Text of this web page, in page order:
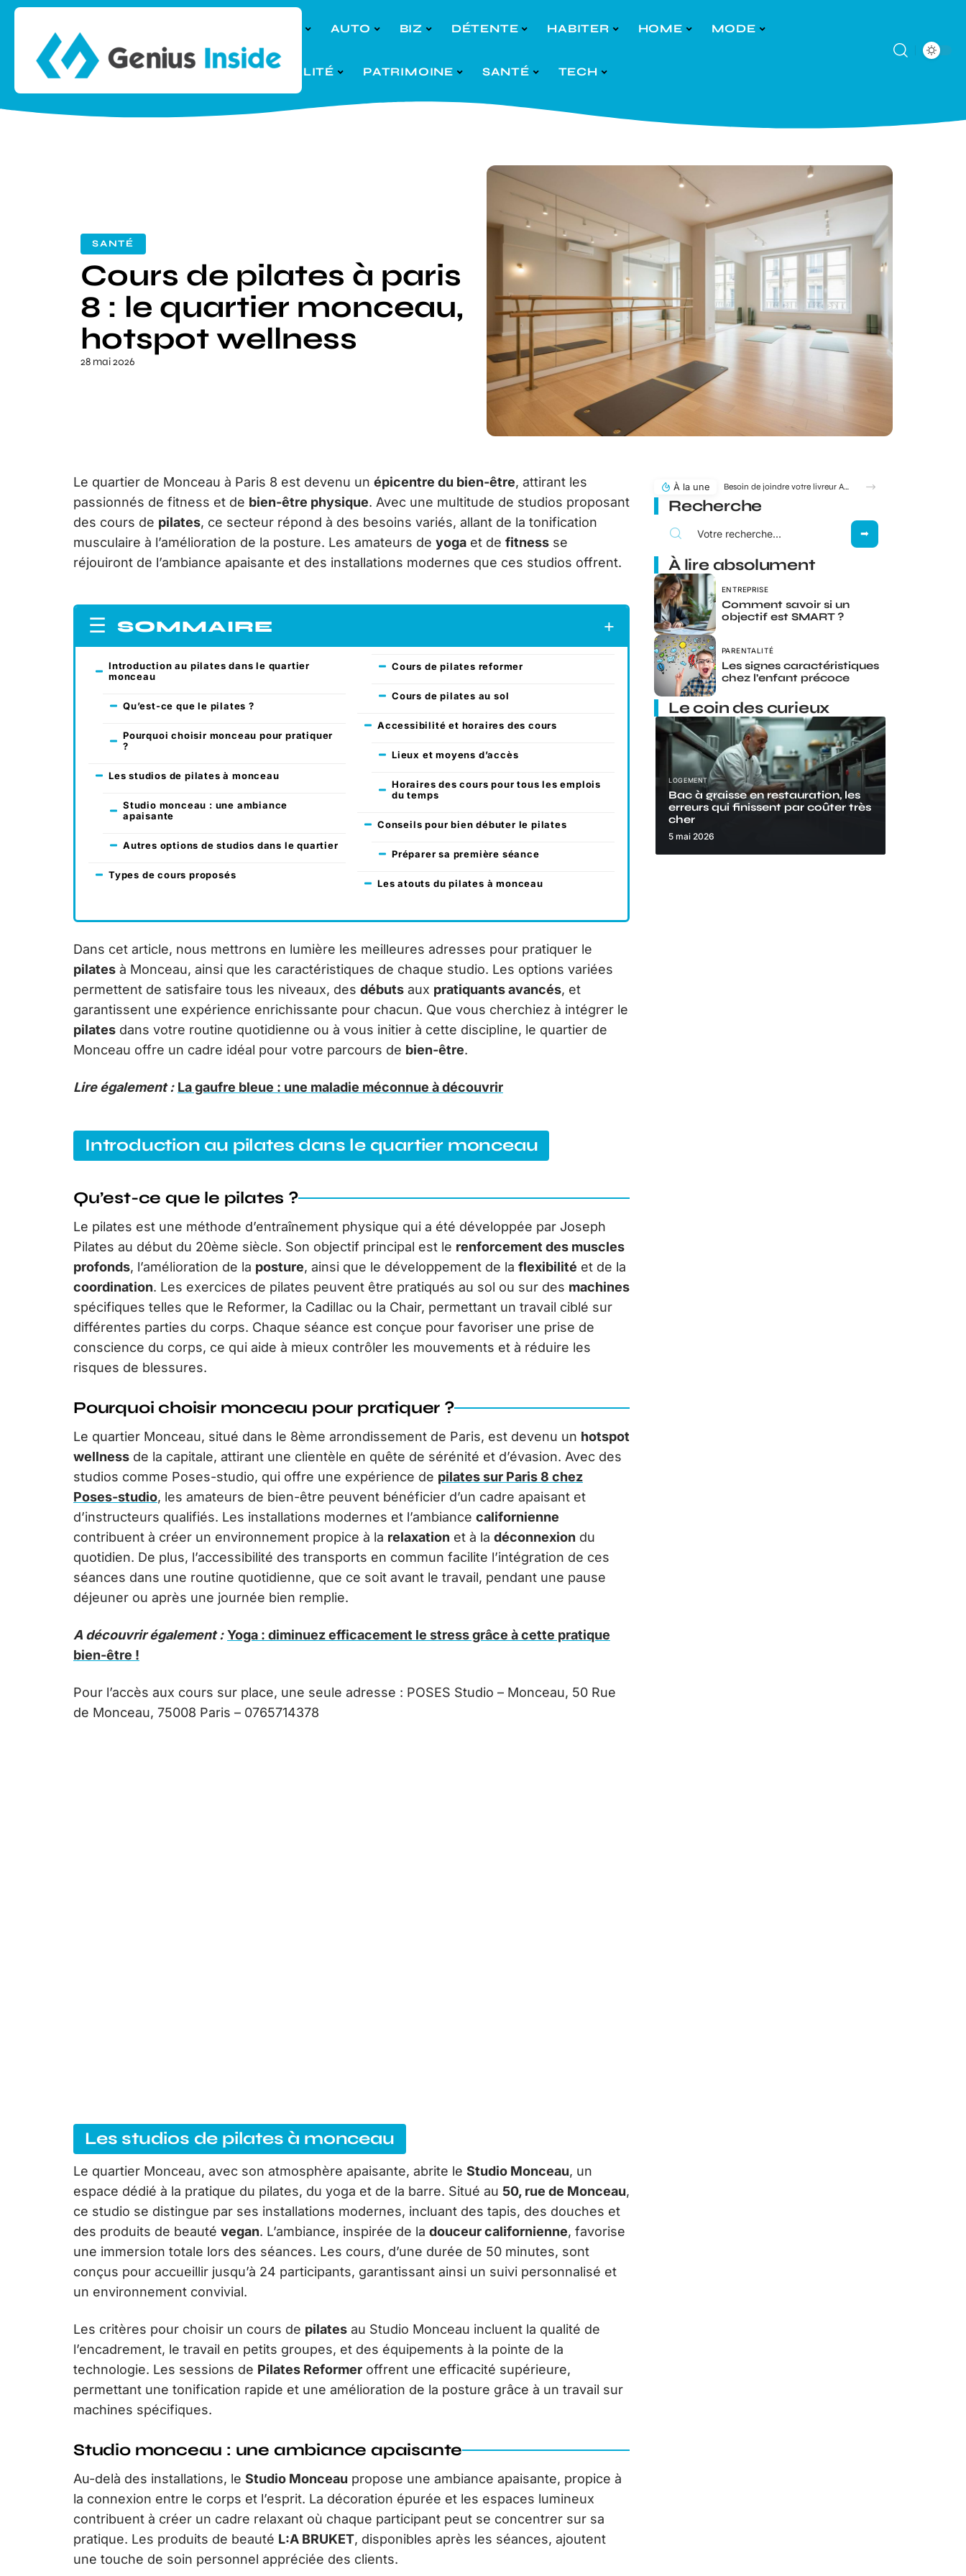
AUTO BIZ DÉTENTE HABITER HOME MODE
PARENTALITÉ PATRIMOINE SANTÉ TECH
SANTÉ
Cours de pilates à paris
8 : le quartier monceau,
hotspot wellness
28 mai 2026
Le quartier de Monceau à Paris 8 est devenu un épicentre du bien-être, attirant les
passionnés de fitness et de bien-être physique. Avec une multitude de studios proposant
des cours de pilates, ce secteur répond à des besoins variés, allant de la tonification
musculaire à l’amélioration de la posture. Les amateurs de yoga et de fitness se
réjouiront de l’ambiance apaisante et des installations modernes que ces studios offrent.
SOMMAIRE
Introduction au pilates dans le quartier
monceau
Qu’est-ce que le pilates ?
Pourquoi choisir monceau pour pratiquer
?
Les studios de pilates à monceau
Studio monceau : une ambiance
apaisante
Autres options de studios dans le quartier
Types de cours proposés
Cours de pilates reformer
Cours de pilates au sol
Accessibilité et horaires des cours
Lieux et moyens d’accès
Horaires des cours pour tous les emplois
du temps
Conseils pour bien débuter le pilates
Préparer sa première séance
Les atouts du pilates à monceau
Dans cet article, nous mettrons en lumière les meilleures adresses pour pratiquer le
pilates à Monceau, ainsi que les caractéristiques de chaque studio. Les options variées
permettent de satisfaire tous les niveaux, des débuts aux pratiquants avancés, et
garantissent une expérience enrichissante pour chacun. Que vous cherchiez à intégrer le
pilates dans votre routine quotidienne ou à vous initier à cette discipline, le quartier de
Monceau offre un cadre idéal pour votre parcours de bien-être.
Lire également : La gaufre bleue : une maladie méconnue à découvrir
Introduction au pilates dans le quartier monceau
Qu’est-ce que le pilates ?
Le pilates est une méthode d’entraînement physique qui a été développée par Joseph
Pilates au début du 20ème siècle. Son objectif principal est le renforcement des muscles
profonds, l’amélioration de la posture, ainsi que le développement de la flexibilité et de la
coordination. Les exercices de pilates peuvent être pratiqués au sol ou sur des machines
spécifiques telles que le Reformer, la Cadillac ou la Chair, permettant un travail ciblé sur
différentes parties du corps. Chaque séance est conçue pour favoriser une prise de
conscience du corps, ce qui aide à mieux contrôler les mouvements et à réduire les
risques de blessures.
Pourquoi choisir monceau pour pratiquer ?
Le quartier Monceau, situé dans le 8ème arrondissement de Paris, est devenu un hotspot
wellness de la capitale, attirant une clientèle en quête de sérénité et d’évasion. Avec des
studios comme Poses-studio, qui offre une expérience de pilates sur Paris 8 chez
Poses-studio, les amateurs de bien-être peuvent bénéficier d’un cadre apaisant et
d’instructeurs qualifiés. Les installations modernes et l’ambiance californienne
contribuent à créer un environnement propice à la relaxation et à la déconnexion du
quotidien. De plus, l’accessibilité des transports en commun facilite l’intégration de ces
séances dans une routine quotidienne, que ce soit avant le travail, pendant une pause
déjeuner ou après une journée bien remplie.
A découvrir également : Yoga : diminuez efficacement le stress grâce à cette pratique
bien-être !
Pour l’accès aux cours sur place, une seule adresse : POSES Studio – Monceau, 50 Rue
de Monceau, 75008 Paris – 0765714378
Les studios de pilates à monceau
Le quartier Monceau, avec son atmosphère apaisante, abrite le Studio Monceau, un
espace dédié à la pratique du pilates, du yoga et de la barre. Situé au 50, rue de Monceau,
ce studio se distingue par ses installations modernes, incluant des tapis, des douches et
des produits de beauté vegan. L’ambiance, inspirée de la douceur californienne, favorise
une immersion totale lors des séances. Les cours, d’une durée de 50 minutes, sont
conçus pour accueillir jusqu’à 24 participants, garantissant ainsi un suivi personnalisé et
un environnement convivial.
Les critères pour choisir un cours de pilates au Studio Monceau incluent la qualité de
l’encadrement, le travail en petits groupes, et des équipements à la pointe de la
technologie. Les sessions de Pilates Reformer offrent une efficacité supérieure,
permettant une tonification rapide et une amélioration de la posture grâce à un travail sur
machines spécifiques.
Studio monceau : une ambiance apaisante
Au-delà des installations, le Studio Monceau propose une ambiance apaisante, propice à
la connexion entre le corps et l’esprit. La décoration épurée et les espaces lumineux
contribuent à créer un cadre relaxant où chaque participant peut se concentrer sur sa
pratique. Les produits de beauté L:A BRUKET, disponibles après les séances, ajoutent
une touche de soin personnel appréciée des clients.
À la une Besoin de joindre votre livreur Amazon ? Dans quels cas le 0187217777 s’affiche vraiment ?
Recherche
À lire absolument
ENTREPRISE
Comment savoir si un
objectif est SMART ?
PARENTALITÉ
Les signes caractéristiques
chez l’enfant précoce
Le coin des curieux
LOGEMENT
Bac à graisse en restauration, les
erreurs qui finissent par coûter très
cher
5 mai 2026